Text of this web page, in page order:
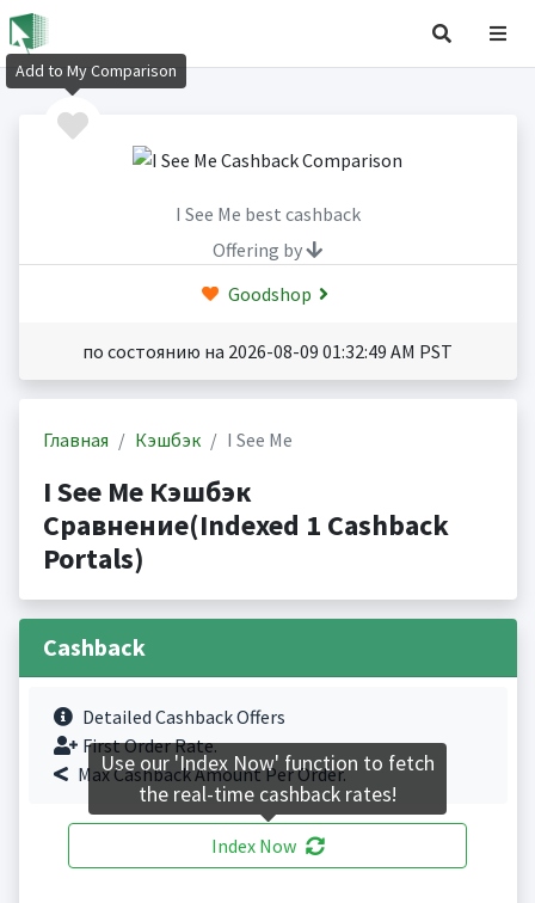
I See Me best cashback
Offering by
Goodshop
по состоянию на 2026-08-09 01:32:49 AM PST
Главная Кэшбэк I See Me
I See Me Кэшбэк
Сравнение(Indexed 1 Cashback
Portals)
Cashback
Detailed Cashback Offers
First Order Rate.
Max Cashback Amount Per Order.
Index Now
Add to My Comparison
Use our 'Index Now' function to fetch
the real-time cashback rates!